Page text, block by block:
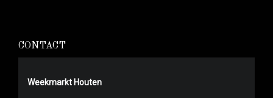
CONTACT
Weekmarkt Houten